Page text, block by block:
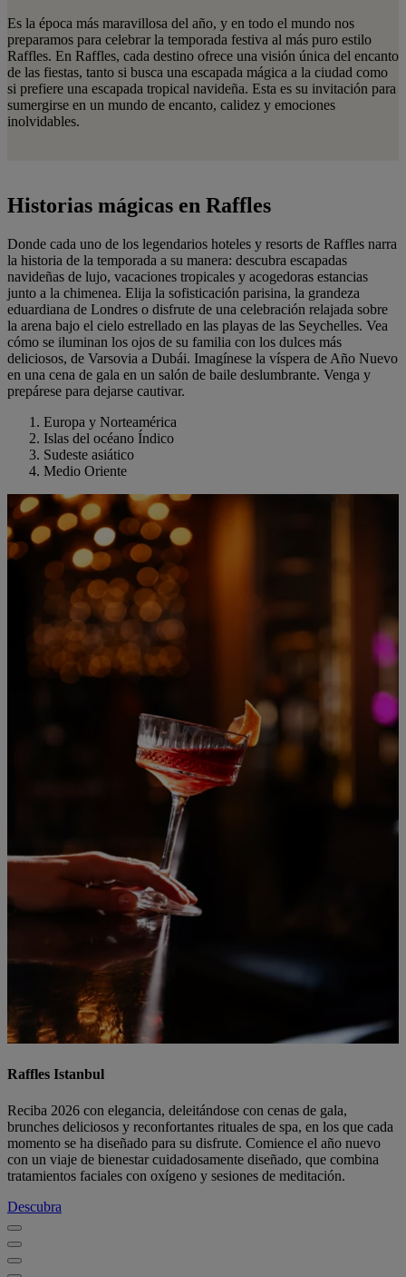
Es la época más maravillosa del año, y en todo el mundo nos
preparamos para celebrar la temporada festiva al más puro estilo
Raffles. En Raffles, cada destino ofrece una visión única del encanto
de las fiestas, tanto si busca una escapada mágica a la ciudad como
si prefiere una escapada tropical navideña. Esta es su invitación para
sumergirse en un mundo de encanto, calidez y emociones
inolvidables.
Historias mágicas en Raffles
Donde cada uno de los legendarios hoteles y resorts de Raffles narra
la historia de la temporada a su manera: descubra escapadas
navideñas de lujo, vacaciones tropicales y acogedoras estancias
junto a la chimenea. Elija la sofisticación parisina, la grandeza
eduardiana de Londres o disfrute de una celebración relajada sobre
la arena bajo el cielo estrellado en las playas de las Seychelles. Vea
cómo se iluminan los ojos de su familia con los dulces más
deliciosos, de Varsovia a Dubái. Imagínese la víspera de Año Nuevo
en una cena de gala en un salón de baile deslumbrante. Venga y
prepárese para dejarse cautivar.
Europa y Norteamérica
Islas del océano Índico
Sudeste asiático
Medio Oriente
Raffles Istanbul
Reciba 2026 con elegancia, deleitándose con cenas de gala,
brunches deliciosos y reconfortantes rituales de spa, en los que cada
momento se ha diseñado para su disfrute. Comience el año nuevo
con un viaje de bienestar cuidadosamente diseñado, que combina
tratamientos faciales con oxígeno y sesiones de meditación.
Descubra